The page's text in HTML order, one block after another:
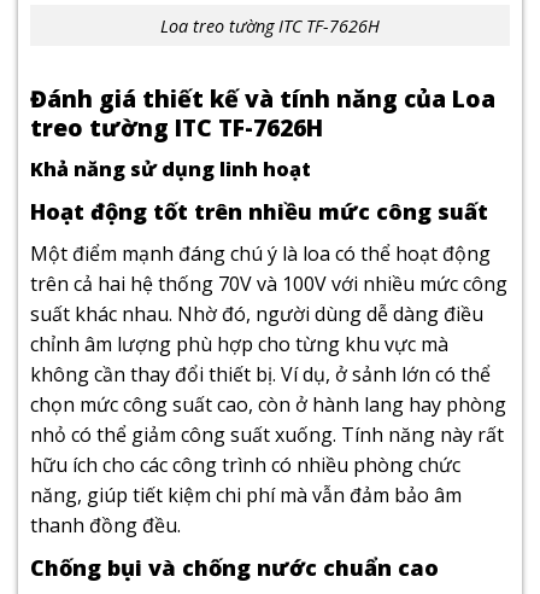
Loa treo tường ITC TF-7626H
Đánh giá thiết kế và tính năng của Loa
treo tường ITC TF-7626H
Khả năng sử dụng linh hoạt
Hoạt động tốt trên nhiều mức công suất
Một điểm mạnh đáng chú ý là loa có thể hoạt động
trên cả hai hệ thống 70V và 100V với nhiều mức công
suất khác nhau. Nhờ đó, người dùng dễ dàng điều
chỉnh âm lượng phù hợp cho từng khu vực mà
không cần thay đổi thiết bị. Ví dụ, ở sảnh lớn có thể
chọn mức công suất cao, còn ở hành lang hay phòng
nhỏ có thể giảm công suất xuống. Tính năng này rất
hữu ích cho các công trình có nhiều phòng chức
năng, giúp tiết kiệm chi phí mà vẫn đảm bảo âm
thanh đồng đều.
Chống bụi và chống nước chuẩn cao